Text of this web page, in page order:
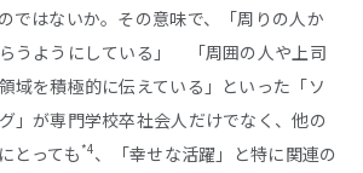
ではないか。その意味で、「周りの人か
うようにしている」 「周囲の人や上司
域を積極的に伝えている」といった「ソ
」が専門学校卒社会人だけでなく、他の
とっても*4、「幸せな活躍」と特に関連の